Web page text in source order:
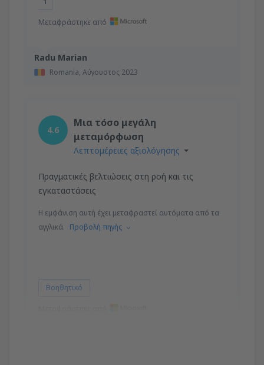
Radu Marian
Romania, Αύγουστος 2023
Μεταφράστηκε από
4.6
Μια τόσο μεγάλη
μεταμόρφωση
Λεπτομέρειες αξιολόγησης
Πραγματικές βελτιώσεις στη ροή και τις
εγκαταστάσεις
Η εμφάνιση αυτή έχει μεταφραστεί αυτόματα από τα
αγγλικά. Προβολή πηγής
Βοηθητικό